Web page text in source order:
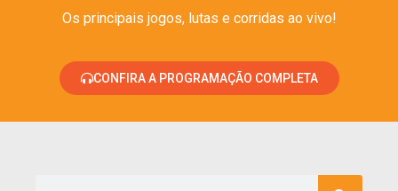
Os principais jogos, lutas e corridas ao vivo!
CONFIRA A PROGRAMAÇÃO COMPLETA